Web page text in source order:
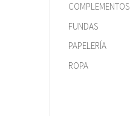
COMPLEMENTOS
FUNDAS
PAPELERÍA
ROPA